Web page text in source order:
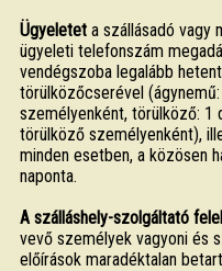
Ügyeleteta szállásadó vagy
ügyeleti telefonszám
vendégszoba legalább
törülközőcserével
személyenként, törülköző: 1
törülköző személyenként),
minden esetben, a közösen
naponta.
A szálláshely-szolgáltató
vevő személyek vagyoni és
előírások maradéktalan